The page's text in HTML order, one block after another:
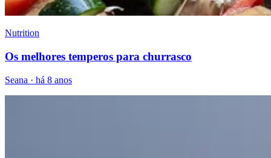
Nutrition
Os melhores temperos para churrasco
Seana · há 8 anos